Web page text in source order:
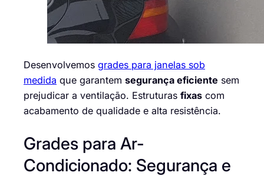
Desenvolvemos grades para janelas sob
medida que garantem segurança eficiente sem
prejudicar a ventilação. Estruturas fixas com
acabamento de qualidade e alta resistência.
Grades para Ar-
Condicionado: Segurança e